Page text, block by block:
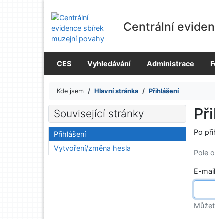
Přejít na menu
Prohlášení o webové přístupnosti
Centrální
CES Vyhledávání Administrace
Kde jsem Hlavní stránka Přihlášení
Po
Pole
E-
Související stránky
Přihlášení
Vytvoření/změna hesla